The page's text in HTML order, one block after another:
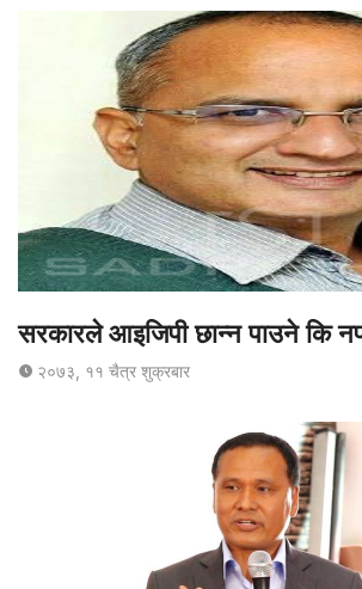
सरकारले आइजिपी छान्न पाउने कि
२०७३, ११ चैत्र शुक्रबार